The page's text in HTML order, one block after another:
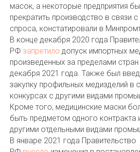
масок, а некоторые предприятия
прекратить производство в связи с
спроса, констатировали в
В конце декабря 2020 года
РФ запретило допуск импортных
произведенных за пределами
декабря 2021 года. Также был
закупку профильных медизделий в
конкурсах с другими видами
Кроме того, медицинские маски
быть предметом одного контракта
другими отдельными видами
В январе 2021 года Правительство